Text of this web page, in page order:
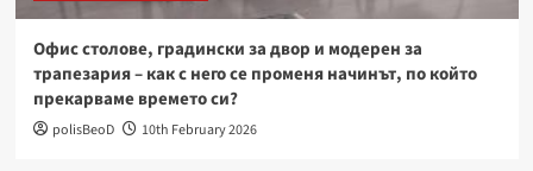
Офис столове, градински за двор и модерен за
трапезария – как с него се променя начинът, по който
прекарваме времето си?
polisBeoD 10th February 2026